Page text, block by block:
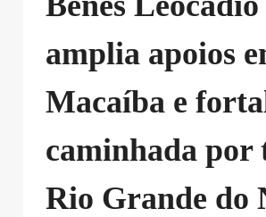
amplia apoios
Macaíba e
caminhada por
Rio Grande do